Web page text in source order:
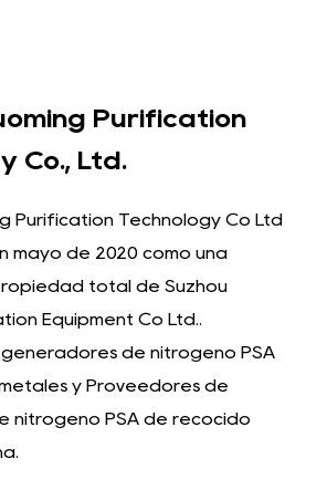
Purification
Co., Ltd.
Purification Technology Co Ltd
mayo de 2020 como una
total de Suzhou
Equipment Co Ltd..
de nitrógeno PSA
y Proveedores de
nitrógeno PSA de recocido
.